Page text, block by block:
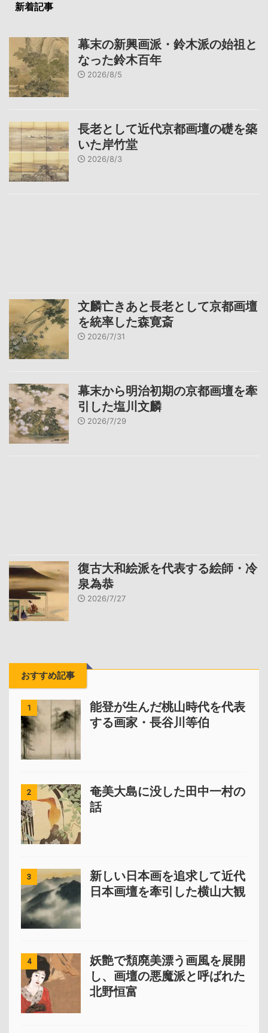
新着記事
幕末の新興画派・鈴木派の始祖と
なった鈴木百年
2026/8/5
長老として近代京都画壇の礎を築
いた岸竹堂
2026/8/3
文麟亡きあと長老として京都画壇
を統率した森寛斎
2026/7/31
幕末から明治初期の京都画壇を牽
引した塩川文麟
2026/7/29
復古大和絵派を代表する絵師・冷
泉為恭
2026/7/27
おすすめ記事
1
能登が生んだ桃山時代を代表
する画家・長谷川等伯
2
奄美大島に没した田中一村の
話
3
新しい日本画を追求して近代
日本画壇を牽引した横山大観
4
妖艶で頽廃美漂う画風を展開
し、画壇の悪魔派と呼ばれた
北野恒富